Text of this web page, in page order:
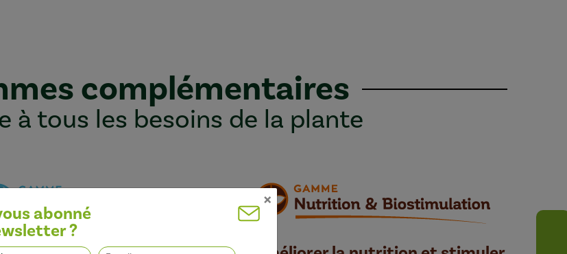
complémentaires
à tous les besoins de la plante
×
abonné
?